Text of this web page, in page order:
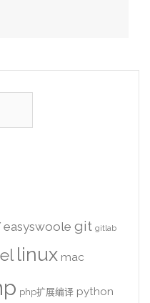
easyswoole git gitlab
linux mac
php扩展编译 python